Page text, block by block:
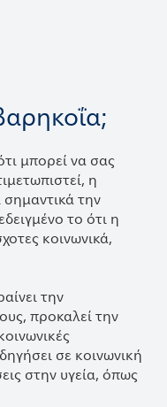
μπορεί να σας
η
την
το ότι η
κοινωνικά,
την
προκαλεί την
σε κοινωνική
στην υγεία, όπως